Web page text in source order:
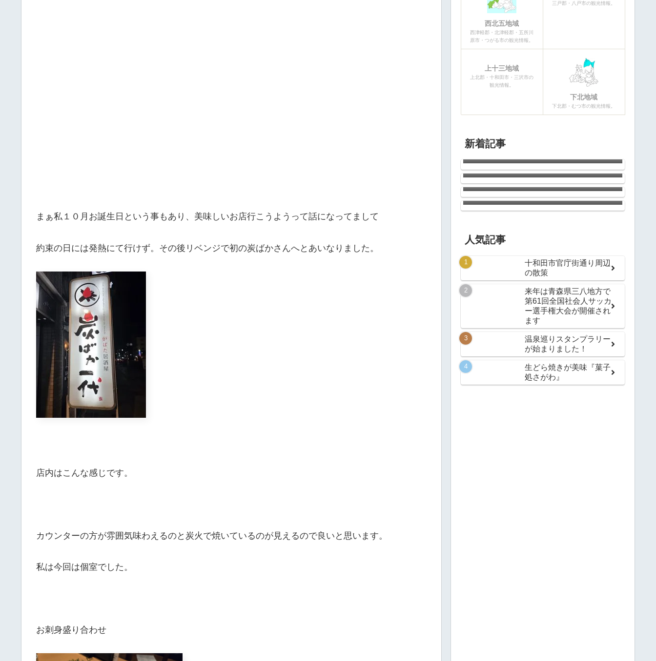
まぁ私１０月お誕生日という事もあり、美味しいお店行こうようって話になってまして
約束の日には発熱にて行けず。その後リベンジで初の炭ばかさんへとあいなりました。
店内はこんな感じです。
カウンターの方が雰囲気味わえるのと炭火で焼いているのが見えるので良いと思います。
私は今回は個室でした。
お刺身盛り合わせ
西北五地域
西津軽郡・北津軽郡・五所川
原市・つがる市の観光情報。
三戸郡・八戸市の観光情報。
上十三地域
上北郡・十和田市・三沢市の
観光情報。
下北地域
下北郡・むつ市の観光情報。
新着記事
2026青森ねぶた祭開幕！！
南郷のひまわり
ウニの季節がやってきた！
人気記事
十和田市官庁街通り周辺
の散策
来年は青森県三八地方で
第61回全国社会人サッカ
ー選手権大会が開催され
ます
温泉巡りスタンプラリー
が始まりました！
生どら焼きが美味『菓子
処さがわ』